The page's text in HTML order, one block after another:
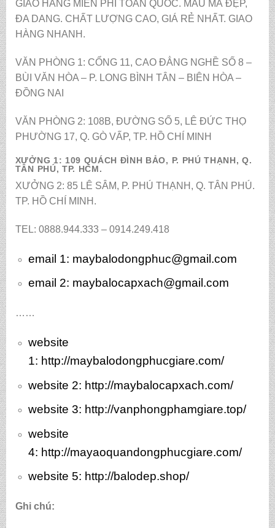
GIAO HÀNG MIỄN PHÍ TOÀN QUỐC. MẪU MÃ ĐẸP,
ĐA DANG. CHẤT LƯỢNG CAO, GIÁ RẺ NHẤT. GIAO
HÀNG NHANH.
VĂN PHÒNG 1: CỔNG 11, CAO ĐẲNG NGHỀ SỐ 8 –
BÙI VĂN HÒA – P. LONG BÌNH TÂN – BIÊN HÒA –
ĐỒNG NAI
VĂN PHÒNG 2: 108B, ĐƯỜNG SỐ 5, LÊ ĐỨC THỌ
PHƯỜNG 17, Q. GÒ VẤP, TP. HỒ CHÍ MINH
XƯỞNG 1: 109 QUÁCH ĐÌNH BẢO, P. PHÚ THẠNH, Q.
TÂN PHÚ, TP. HCM.
XƯỞNG 2: 85 LÊ SÂM, P. PHÚ THẠNH, Q. TÂN PHÚ.
TP. HỒ CHÍ MINH.
TEL: 0888.944.333 – 0914.249.418
email 1: maybalodongphuc@gmail.com
email 2: maybalocapxach@gmail.com
……
website
1: http://maybalodongphucgiare.com/
website 2: http://maybalocapxach.com/
website 3: http://vanphongphamgiare.top/
website
4: http://mayaoquandongphucgiare.com/
website 5: http://balodep.shop/
Ghi chú: